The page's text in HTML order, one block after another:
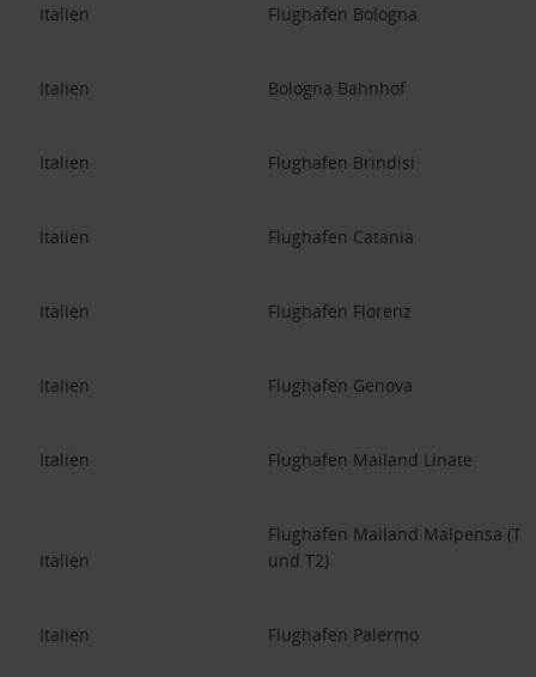
Italien Flughafen Bologna
Italien Bologna Bahnhof
Italien Flughafen Brindisi
Italien Flughafen Catania
Italien Flughafen Florenz
Italien Flughafen Genova
Italien Flughafen Mailand Linate
Italien
Flughafen Mailand Malpensa (T1
und T2)
Italien Flughafen Palermo